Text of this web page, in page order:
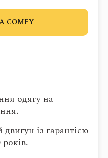
COMFY
одягу на
із гарантією